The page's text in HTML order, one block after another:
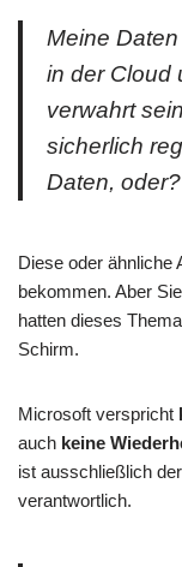
Meine
in der Cloud
verwahrt
sicherlich
Daten, oder?
Diese oder ähnliche
bekommen. Aber
hatten dieses
Schirm.
Microsoft verspricht
auch keine
ist ausschließlich
verantwortlich.